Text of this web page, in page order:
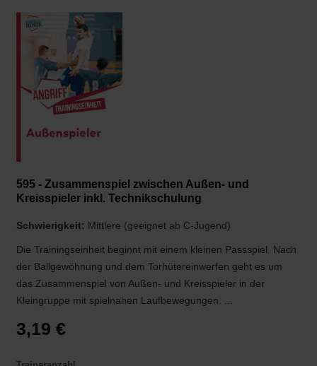
595 - Zusammenspiel zwischen Außen- und
Kreisspieler inkl. Technikschulung
Schwierigkeit: Mittlere (geeignet ab C-Jugend)
Die Trainingseinheit beginnt mit einem kleinen Passspiel. Nach
der Ballgewöhnung und dem Torhütereinwerfen geht es um
das Zusammenspiel von Außen- und Kreisspieler in der
Kleingruppe mit spielnahen Laufbewegungen. ...
3,19 €